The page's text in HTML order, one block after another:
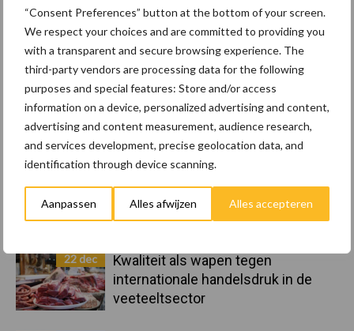
“Consent Preferences” button at the bottom of your screen.
We respect your choices and are committed to providing you
with a transparent and secure browsing experience. The
third-party vendors are processing data for the following
purposes and special features: Store and/or access
information on a device, personalized advertising and content,
advertising and content measurement, audience research,
and services development, precise geolocation data, and
identification through device scanning.
Aanpassen Alles afwijzen Alles accepteren
Sidebar
8 jan
Belastingdienst publiceert
Landelijke Landbouwnormen 2025
23 dec
10 praktisch tips om je voor te
bereiden op mogelijke uitval van het
stroomnet
EU-pluimveesector groeit door,
maar tempo vlakt af
22 dec
Kwaliteit als wapen tegen
internationale handelsdruk in de
veeteeltsector